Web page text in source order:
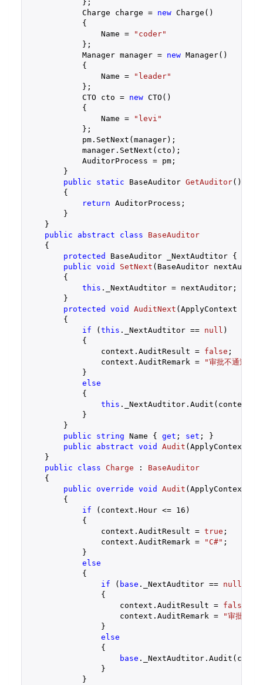
            };
            Charge charge =
new Charge()
            {
                Name =
"coder"
            };
            Manager manager =
new Manager()
            {
                Name =
"leader"
            };
            CTO cto =
new CTO()
            {
                Name =
"levi"
            };
            pm.SetNext(manager);
            manager.SetNext(cto);
            AuditorProcess = pm;
        }
public
static BaseAuditor GetAuditor( )
{
return AuditorProcess;
        }
    }
public
abstract class
BaseAuditor
    {
protected BaseAuditor _NextAudtitor {
public void SetNext ( BaseAuditor
{
this ._NextAudtitor = nextAuditor;
        }
protected
void AuditNext (ApplyContext
{
if (this ._NextAudtitor == null )
            {
                context.AuditResult =
false ;
                context.AuditRemark =
"审批不通过"
            }
else
            {
this ._NextAudtitor.Audit(context);
            }
        }
public
string Name { get ; set ; }
public
abstract void Audit (ApplyContext
    }
public
class Charge : BaseAuditor
    {
public override void Audit (ApplyContext
{
if (context.Hour <= 16 )
            {
                context.AuditResult =
true ;
                context.AuditRemark =
"C#" ;
            }
else
            {
if ( base ._NextAudtitor == null
                {
                    context.AuditResult =
false
                    context.AuditRemark =
"审批不通
                }
else
                {
base
                }
            }